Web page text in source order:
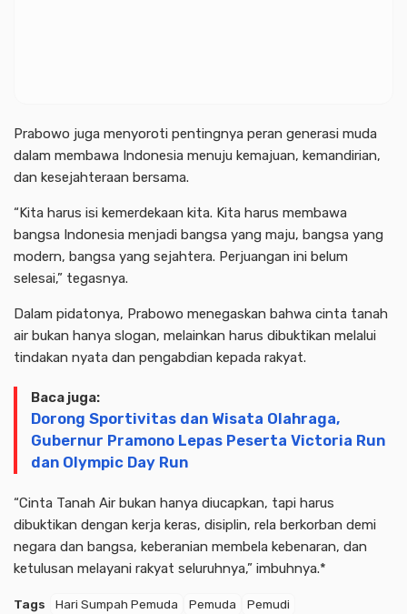
Prabowo juga menyoroti pentingnya peran generasi muda
dalam membawa Indonesia menuju kemajuan, kemandirian,
dan kesejahteraan bersama.
“Kita harus isi kemerdekaan kita. Kita harus membawa
bangsa Indonesia menjadi bangsa yang maju, bangsa yang
modern, bangsa yang sejahtera. Perjuangan ini belum
selesai,” tegasnya.
Dalam pidatonya, Prabowo menegaskan bahwa cinta tanah
air bukan hanya slogan, melainkan harus dibuktikan melalui
tindakan nyata dan pengabdian kepada rakyat.
Baca juga:
Dorong Sportivitas dan Wisata Olahraga,
Gubernur Pramono Lepas Peserta Victoria Run
dan Olympic Day Run
“Cinta Tanah Air bukan hanya diucapkan, tapi harus
dibuktikan dengan kerja keras, disiplin, rela berkorban demi
negara dan bangsa, keberanian membela kebenaran, dan
ketulusan melayani rakyat seluruhnya,” imbuhnya.*
Tags Hari Sumpah Pemuda Pemuda Pemudi